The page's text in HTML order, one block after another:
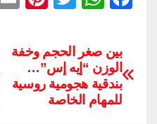
e
b
o
at
s
A
p
er
er
st
بين صغر الحجم وخفة
الوزن “إيه إس”…
بندقية هجومية روسية
للمهام الخاصة